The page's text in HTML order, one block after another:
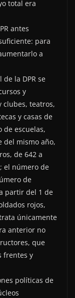
total era
antes
para
a
la DPR se
y
clubes, teatros,
y casas de
de escuelas,
del mismo año,
de 642 a
el número de
de
partir del 1 de
rojos,
únicamente
anterior no
que
frentes y
políticas de